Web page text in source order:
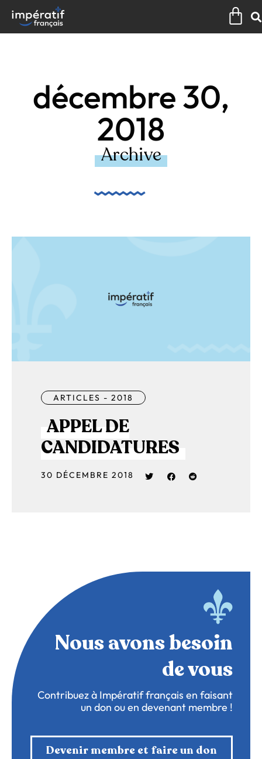
contenu
décembre 30,
2018
Archive
ARTICLES - 2018
APPEL DE
CANDIDATURES
30 DÉCEMBRE 2018
Nous avons besoin
de vous
Contribuez à Impératif français en faisant
un don ou en devenant membre !
Devenir membre et faire un don